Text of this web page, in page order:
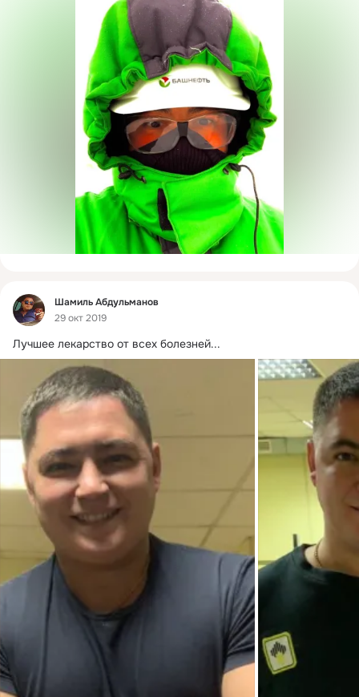
Фид
Шамиль Абдульманов
29 окт 2019
Лучшее лекарство от всех болезней...